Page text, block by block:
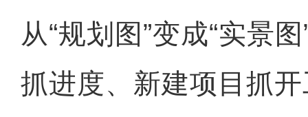
从“规划图”变成“实景
抓进度、新建项目抓